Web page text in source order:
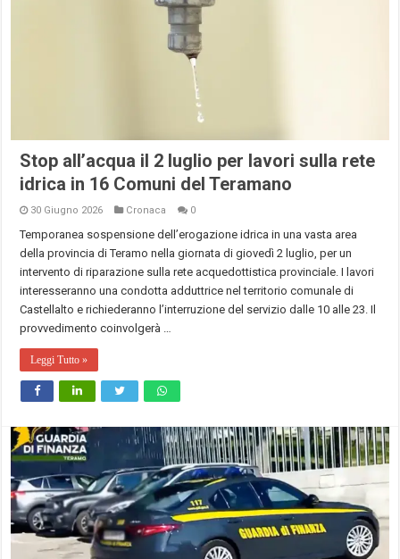
Stop all’acqua il 2 luglio per lavori sulla rete
idrica in 16 Comuni del Teramano
30 Giugno 2026 Cronaca 0
Temporanea sospensione dell’erogazione idrica in una vasta area
della provincia di Teramo nella giornata di giovedì 2 luglio, per un
intervento di riparazione sulla rete acquedottistica provinciale. I lavori
interesseranno una condotta adduttrice nel territorio comunale di
Castellalto e richiederanno l’interruzione del servizio dalle 10 alle 23. Il
provvedimento coinvolgerà …
Leggi Tutto »